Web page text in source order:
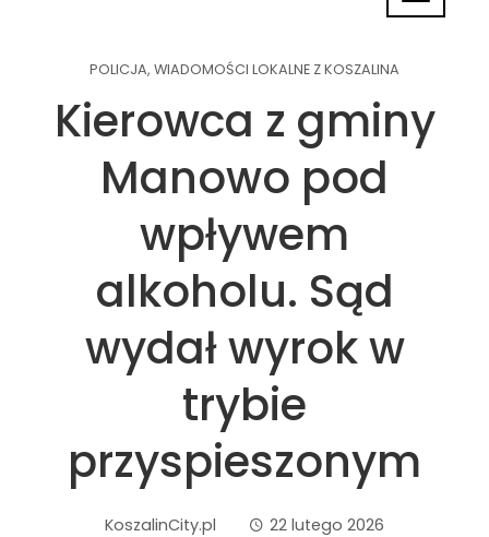
POLICJA, WIADOMOŚCI LOKALNE Z KOSZALINA
Kierowca z gminy
Manowo pod
wpływem
alkoholu. Sąd
wydał wyrok w
trybie
przyspieszonym
KoszalinCity.pl 22 lutego 2026